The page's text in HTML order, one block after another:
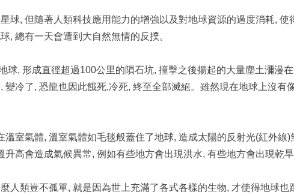
球, 但隨著人類科技應用能力的增強以及對地球資源的過度消耗,
, 總有一天會遭到大自然無情的反撲。
球, 形成直徑超過100公里的隕石坑, 撞擊之後揚起的大量塵土瀰漫
變冷了, 恐龍也因此餓死,冷死, 終至全部滅絕。雖然現在地球上沒有
室氣體, 溫室氣體如毛毯般蓋住了地球, 造成太陽的反射光(紅外
高會造成氣候異常, 例如有些地方會出現洪水, 有些地方會出現乾
人類豈不孤單, 就是因為世上充滿了各式各樣的生物, 才使得地球